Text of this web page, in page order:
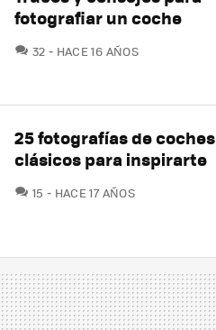
fotografiar un coche
32 COMENTARIOS
HACE 16 AÑOS
25 fotografías de coches
clásicos para inspirarte
15 COMENTARIOS
HACE 17 AÑOS